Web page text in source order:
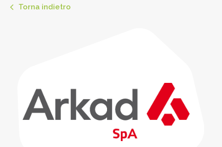
Torna indietro